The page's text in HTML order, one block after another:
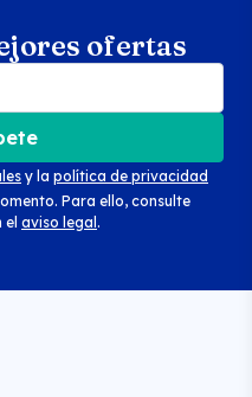
ofertas
y la política de privacidad
Para ello, consulte
aviso legal .